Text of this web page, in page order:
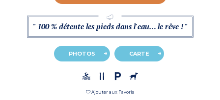
" 100 % détente les pieds dans l'eau… le rêve ! "
PHOTOS CARTE
Ajouter aux Favoris